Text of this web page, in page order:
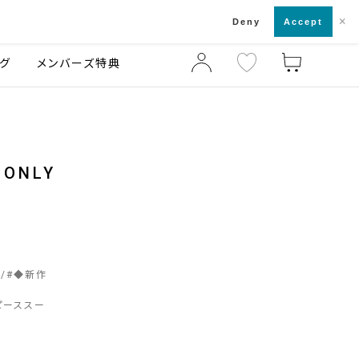
店舗一覧・来店予約
メンバーズ特典
ONLY
#◆新作
ススー
Deny Accept ×